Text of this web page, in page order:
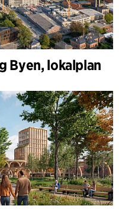
Byen, lokalplan